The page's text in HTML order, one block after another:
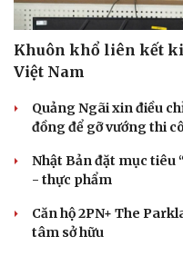
Khuôn khổ liên kết
Việt Nam
Quảng Ngãi xin điều
đồng để gỡ vướng thi
Nhật Bản đặt mục tiêu
- thực phẩm
Căn hộ 2PN+ The
tâm sở hữu